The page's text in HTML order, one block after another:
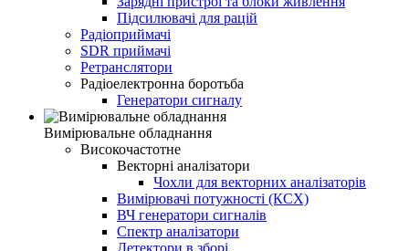
Підсилювачі для рацій
Радіоприймачі
SDR приймачі
Ретранслятори
Радіоелектронна боротьба
Генератори сигналу
Вимірювальне обладнання
Високочастотне
Векторні аналізатори
Чохли для векторних аналізаторів
Вимірювачі потужності (КСХ)
ВЧ генератори сигналів
Спектр аналізатори